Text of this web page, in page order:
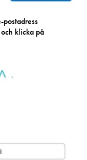
klicka på